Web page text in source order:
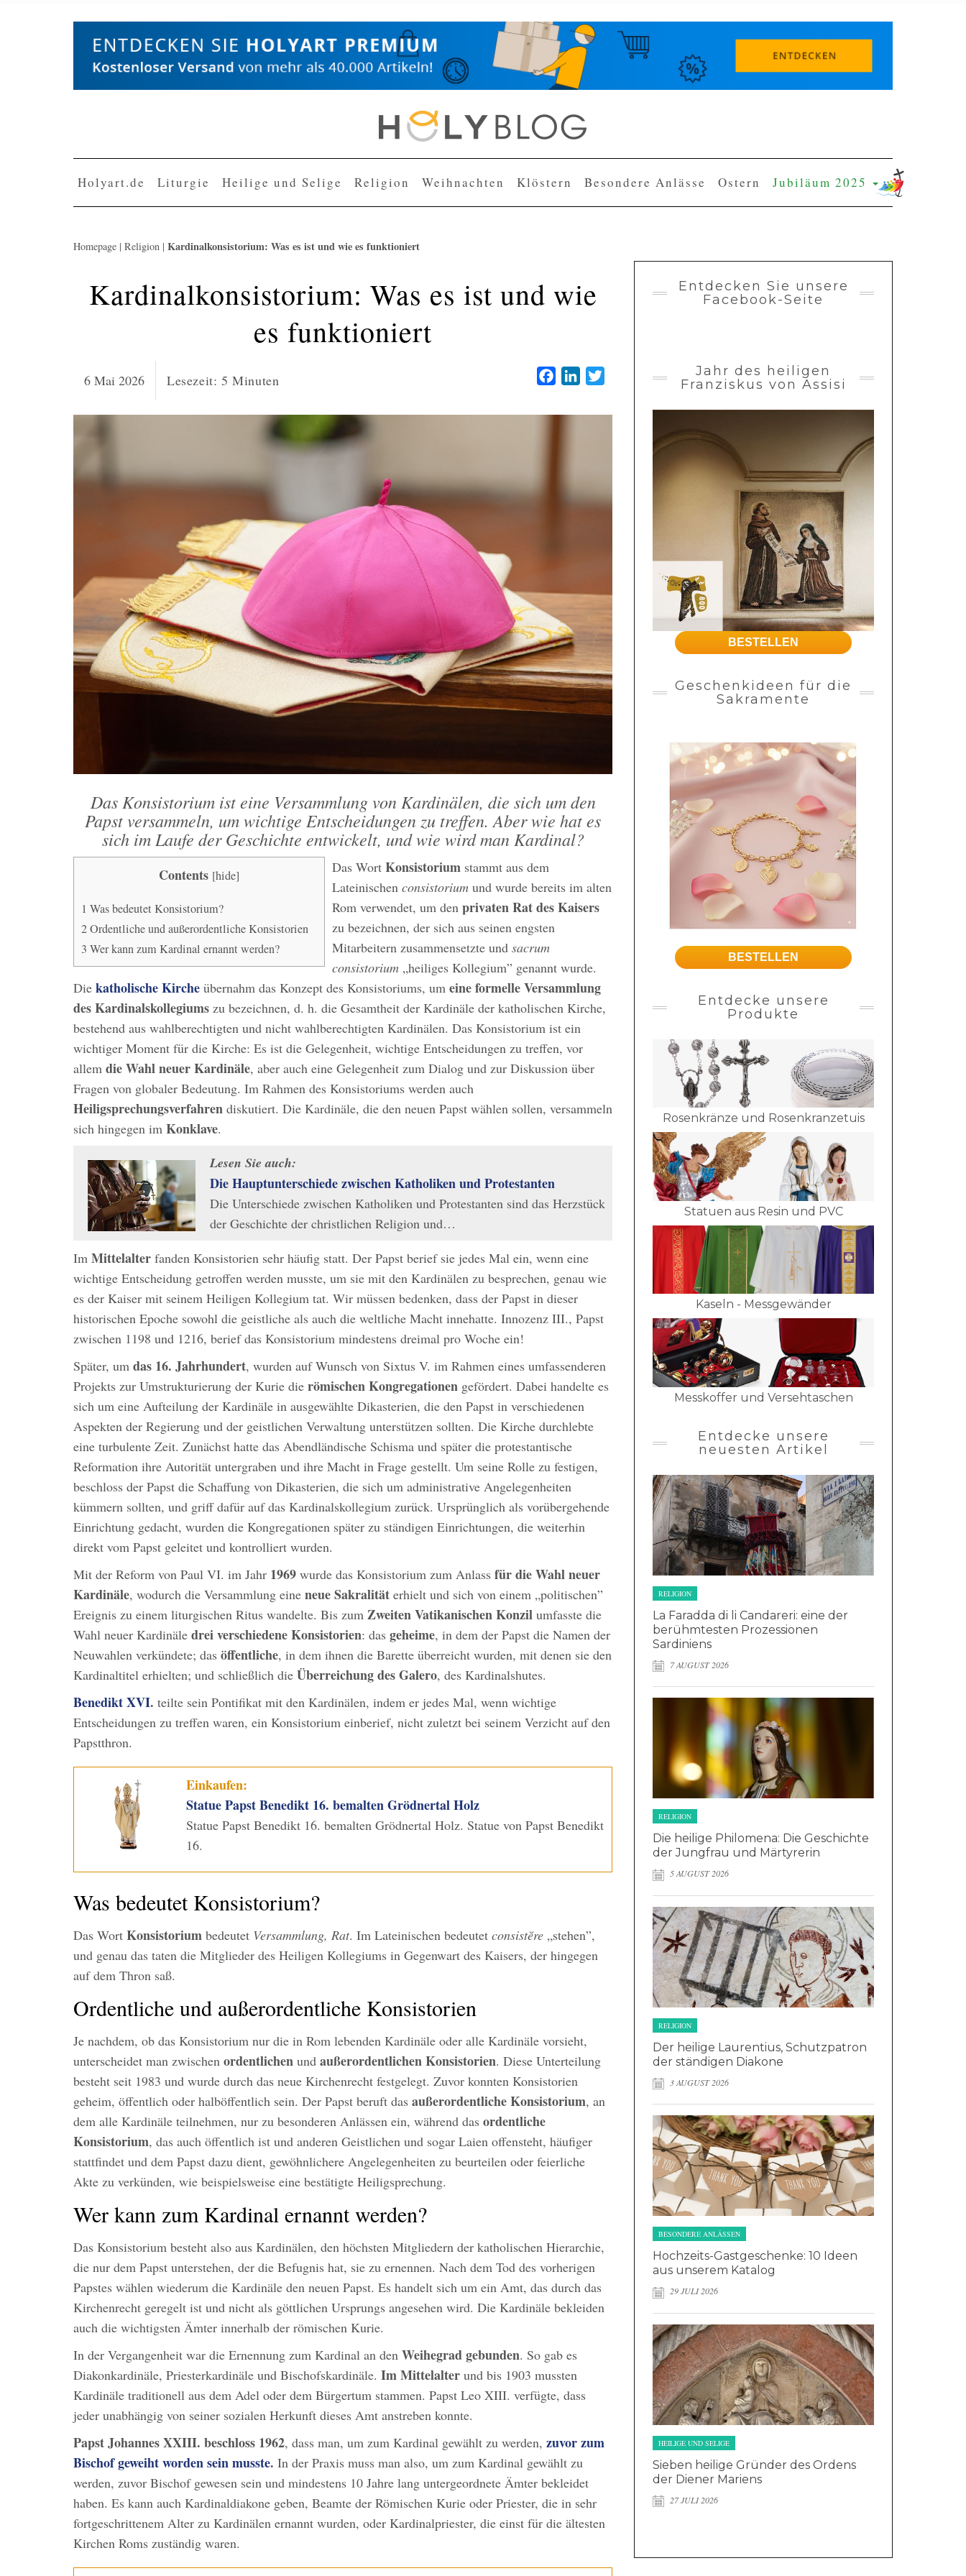
Holyart.de Liturgie Heilige und Selige Religion Weihnachten Klöstern Besondere Anlässe Ostern Jubiläum 2025
Homepage | Religion | Kardinalkonsistorium: Was es ist und wie es funktioniert
Kardinalkonsistorium: Was es ist und wie
es funktioniert
6 Mai 2026 Lesezeit: 5 Minuten FacebookLinkedIn
Das Konsistorium ist eine Versammlung von Kardinälen, die sich um den
Papst versammeln, um wichtige Entscheidungen zu treffen. Aber wie hat es
sich im Laufe der Geschichte entwickelt, und wie wird man Kardinal?
Contents [hide]
1 Was bedeutet Konsistorium?
2Ordentliche und außerordentliche Konsistorien
3 Wer kann zum Kardinal ernannt werden?
Das Wort Konsistorium stammt aus dem
Lateinischen consistorium und wurde bereits im alten
Rom verwendet, um den privaten Rat des Kaisers
zu bezeichnen, der sich aus seinen engsten
Mitarbeitern zusammensetzte und sacrum
consistorium „heiliges Kollegium” genannt wurde.
Die katholische Kirche übernahm das Konzept des Konsistoriums, um eine formelle Versammlung
des Kardinalskollegiums zu bezeichnen, d. h. die Gesamtheit der Kardinäle der katholischen Kirche,
bestehend aus wahlberechtigten und nicht wahlberechtigten Kardinälen. Das Konsistorium ist ein
wichtiger Moment für die Kirche: Es ist die Gelegenheit, wichtige Entscheidungen zu treffen, vor
allem die Wahl neuer Kardinäle, aber auch eine Gelegenheit zum Dialog und zur Diskussion über
Fragen von globaler Bedeutung. Im Rahmen des Konsistoriums werden auch
Heiligsprechungsverfahren diskutiert. Die Kardinäle, die den neuen Papst wählen sollen, versammeln
sich hingegen im Konklave.
Lesen Sie auch:
Die Hauptunterschiede zwischen Katholiken und Protestanten
Die Unterschiede zwischen Katholiken und Protestanten sind das Herzstück
der Geschichte der christlichen Religion und…
Im Mittelalter fanden Konsistorien sehr häufig statt. Der Papst berief sie jedes Mal ein, wenn eine
wichtige Entscheidung getroffen werden musste, um sie mit den Kardinälen zu besprechen, genau wie
es der Kaiser mit seinem Heiligen Kollegium tat. Wir müssen bedenken, dass der Papst in dieser
historischen Epoche sowohl die geistliche als auch die weltliche Macht innehatte. Innozenz III., Papst
zwischen 1198 und 1216, berief das Konsistorium mindestens dreimal pro Woche ein!
Später, um das 16. Jahrhundert, wurden auf Wunsch von Sixtus V. im Rahmen eines umfassenderen
Projekts zur Umstrukturierung der Kurie die römischen Kongregationen gefördert. Dabei handelte es
sich um eine Aufteilung der Kardinäle in ausgewählte Dikasterien, die den Papst in verschiedenen
Aspekten der Regierung und der geistlichen Verwaltung unterstützen sollten. Die Kirche durchlebte
eine turbulente Zeit. Zunächst hatte das Abendländische Schisma und später die protestantische
Reformation ihre Autorität untergraben und ihre Macht in Frage gestellt. Um seine Rolle zu festigen,
beschloss der Papst die Schaffung von Dikasterien, die sich um administrative Angelegenheiten
kümmern sollten, und griff dafür auf das Kardinalskollegium zurück. Ursprünglich als vorübergehende
Einrichtung gedacht, wurden die Kongregationen später zu ständigen Einrichtungen, die weiterhin
direkt vom Papst geleitet und kontrolliert wurden.
Mit der Reform von Paul VI. im Jahr 1969 wurde das Konsistorium zum Anlass für die Wahl neuer
Kardinäle, wodurch die Versammlung eine neue Sakralität erhielt und sich von einem „politischen”
Ereignis zu einem liturgischen Ritus wandelte. Bis zum Zweiten Vatikanischen Konzil umfasste die
Wahl neuer Kardinäle drei verschiedene Konsistorien: das geheime, in dem der Papst die Namen der
Neuwahlen verkündete; das öffentliche, in dem ihnen die Barette überreicht wurden, mit denen sie den
Kardinaltitel erhielten; und schließlich die Überreichung des Galero, des Kardinalshutes.
Benedikt XVI. teilte sein Pontifikat mit den Kardinälen, indem er jedes Mal, wenn wichtige
Entscheidungen zu treffen waren, ein Konsistorium einberief, nicht zuletzt bei seinem Verzicht auf den
Papstthron.
Einkaufen:
Statue Papst Benedikt 16. bemalten Grödnertal Holz
Statue Papst Benedikt 16. bemalten Grödnertal Holz. Statue von Papst Benedikt
16.
Was bedeutet Konsistorium?
Das Wort Konsistorium bedeutet Versammlung, Rat. Im Lateinischen bedeutet consistĕre „stehen”,
und genau das taten die Mitglieder des Heiligen Kollegiums in Gegenwart des Kaisers, der hingegen
auf dem Thron saß.
Ordentliche und außerordentliche Konsistorien
Je nachdem, ob das Konsistorium nur die in Rom lebenden Kardinäle oder alle Kardinäle vorsieht,
unterscheidet man zwischen ordentlichen und außerordentlichenKonsistorien. Diese Unterteilung
besteht seit 1983 und wurde durch das neue Kirchenrecht festgelegt. Zuvor konnten Konsistorien
geheim, öffentlich oder halböffentlich sein. Der Papst beruft das außerordentliche Konsistorium, an
dem alle Kardinäle teilnehmen, nur zu besonderen Anlässen ein, während das ordentliche
Konsistorium, das auch öffentlich ist und anderen Geistlichen und sogar Laien offensteht, häufiger
stattfindet und dem Papst dazu dient, gewöhnlichere Angelegenheiten zu beurteilen oder feierliche
Akte zu verkünden, wie beispielsweise eine bestätigte Heiligsprechung.
Wer kann zum Kardinal ernannt werden?
Das Konsistorium besteht also aus Kardinälen, den höchsten Mitgliedern der katholischen Hierarchie,
die nur dem Papst unterstehen, der die Befugnis hat, sie zu ernennen. Nach dem Tod des vorherigen
Papstes wählen wiederum die Kardinäle den neuen Papst. Es handelt sich um ein Amt, das durch das
Kirchenrecht geregelt ist und nicht als göttlichen Ursprungs angesehen wird. Die Kardinäle bekleiden
auch die wichtigsten Ämter innerhalb der römischen Kurie.
In der Vergangenheit war die Ernennung zum Kardinal an den Weihegrad gebunden. So gab es
Diakonkardinäle, Priesterkardinäle und Bischofskardinäle. Im Mittelalter und bis 1903 mussten
Kardinäle traditionell aus dem Adel oder dem Bürgertum stammen. Papst Leo XIII. verfügte, dass
jeder unabhängig von seiner sozialen Herkunft dieses Amt anstreben konnte.
Papst Johannes XXIII. beschloss 1962, dass man, um zum Kardinal gewählt zu werden, zuvor zum
Bischof geweiht worden sein musste. In der Praxis muss man also, um zum Kardinal gewählt zu
werden, zuvor Bischof gewesen sein und mindestens 10 Jahre lang untergeordnete Ämter bekleidet
haben. Es kann auch Kardinaldiakone geben, Beamte der Römischen Kurie oder Priester, die in sehr
fortgeschrittenem Alter zu Kardinälen ernannt wurden, oder Kardinalpriester, die einst für die ältesten
Kirchen Roms zuständig waren.
Entdecken Sie unsere
Facebook-Seite
Jahr des heiligen
Franziskus von Assisi
BESTELLEN
Geschenkideen für die
Sakramente
BESTELLEN
Entdecke unsere
Produkte
Rosenkränze und Rosenkranzetuis
Statuen aus Resin und PVC
Kaseln - Messgewänder
Messkoffer und Versehtaschen
Entdecke unsere
neuesten Artikel
RELIGION
La Faradda di li Candareri: eine der
berühmtesten Prozessionen
Sardiniens
7 AUGUST 2026
RELIGION
Die heilige Philomena: Die Geschichte
der Jungfrau und Märtyrerin
5 AUGUST 2026
RELIGION
Der heilige Laurentius, Schutzpatron
der ständigen Diakone
3 AUGUST 2026
BESONDERE ANLÄSSEN
Hochzeits-Gastgeschenke: 10 Ideen
aus unserem Katalog
29 JULI 2026
HEILIGE UND SELIGE
Sieben heilige Gründer des Ordens
der Diener Mariens
27 JULI 2026